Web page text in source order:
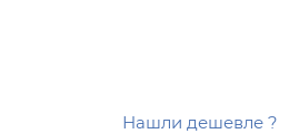
Нашли дешевле ?